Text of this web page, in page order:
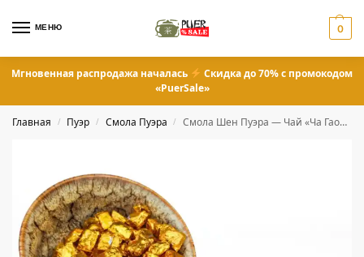
МЕНЮ 0
Мгновенная распродажа началась
Скидка до 70% с промокодом
«PuerSale»
Главная / Пуэр / Смола Пуэра / Смола Шен Пуэра — Чай «Ча Гао» 0,5 грамм